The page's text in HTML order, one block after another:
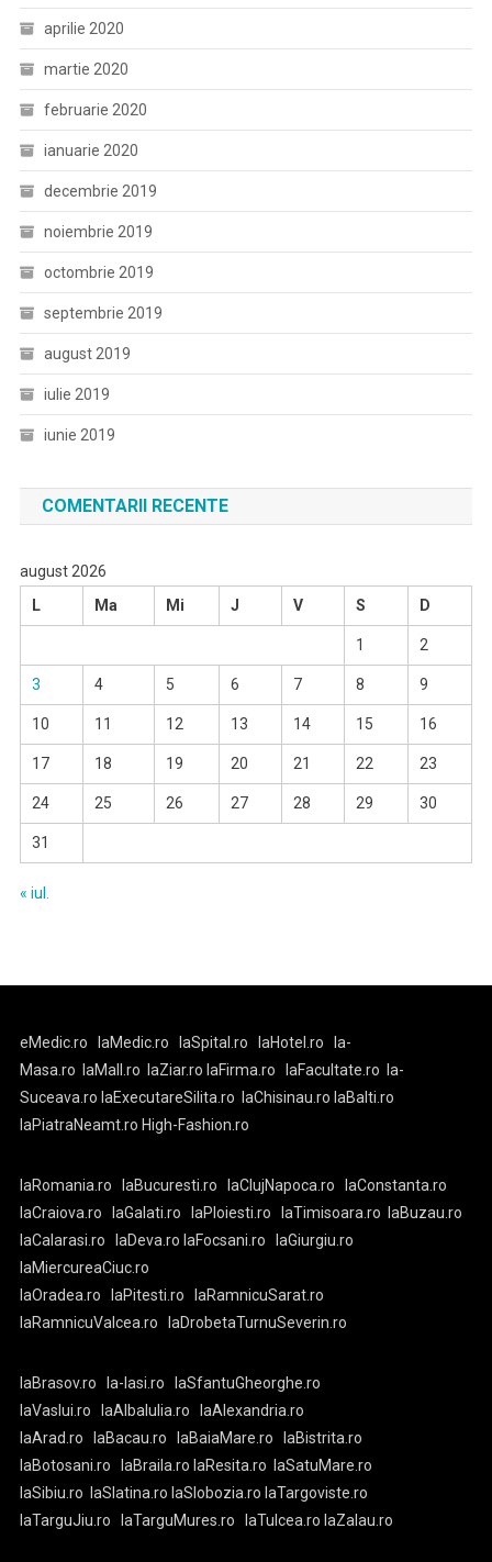
aprilie 2020
martie 2020
februarie 2020
ianuarie 2020
decembrie 2019
noiembrie 2019
octombrie 2019
septembrie 2019
august 2019
iulie 2019
iunie 2019
COMENTARII RECENTE
august 2026
L
Ma Mi J V S D
1 2
3 4 5 6 7 8 9
10 11 12 13 14 15 16
17 18 19 20 21 22 23
24 25 26 27 28 29 30
31
« iul.
eMedic.ro laMedic.ro laSpital.ro laHotel.ro
la-
Masa.ro
laMall.ro laZiar.ro laFirma.ro laFacultate.ro
la-
Suceava.ro laExecutareSilita.ro laChisinau.ro laBalti.ro
laPiatraNeamt.ro High-Fashion.ro
laRomania.ro laBucuresti.ro laClujNapoca.ro
laConstanta.ro
laCraiova.ro
laGalati.ro laPloiesti.ro laTimisoara.ro
laBuzau.ro
laCalarasi.ro
laDeva.ro laFocsani.ro
laGiurgiu.ro
laMiercureaCiuc.ro
laOradea.ro
laPitesti.ro
laRamnicuSarat.ro
laRamnicuValcea.ro
laDrobetaTurnuSeverin.ro
laBrasov.ro la-Iasi.ro
laSfantuGheorghe.ro
laVaslui.ro
laAlbaIulia.ro
laAlexandria.ro
laArad.ro
laBacau.ro laBaiaMare.ro
laBistrita.ro
laBotosani.ro
laBraila.ro laResita.ro
laSatuMare.ro
laSibiu.ro
laSlatina.ro laSlobozia.ro laTargoviste.ro
laTarguJiu.ro
laTarguMures.ro laTulcea.ro laZalau.ro